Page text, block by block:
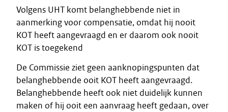
Volgens UHT komt belanghebbende niet in
aanmerking voor compensatie, omdat hij nooit
KOT heeft aangevraagd en er daarom ook nooit
KOT is toegekend
De Commissie ziet geen aanknopingspunten dat
belanghebbende ooit KOT heeft aangevraagd.
Belanghebbende heeft ook niet duidelijk kunnen
maken of hij ooit een aanvraag heeft gedaan, over